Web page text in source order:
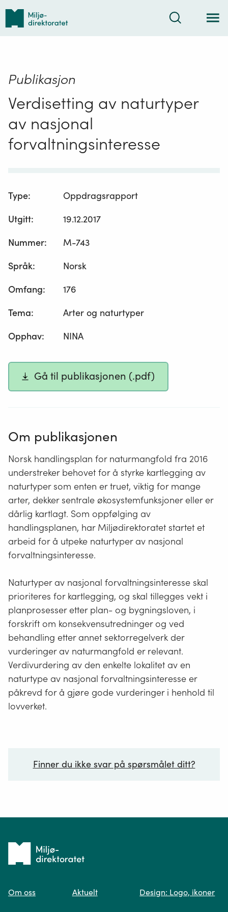
Tilbake
forsiden
Søk
Publikasjon
Verdisetting av naturtyper
av nasjonal
forvaltningsinteresse
Type:
Oppdragsrapport
Utgitt:
19.12.2017
Nummer:
M-743
Språk:
Norsk
Omfang:
176
Tema:
Arter og naturtyper
Opphav: NINA
Gå til publikasjonen (.pdf)
Om publikasjonen
Norsk handlingsplan for naturmangfold fra 2016
understreker behovet for å styrke kartlegging av
naturtyper som enten er truet, viktig for mange
arter, dekker sentrale økosystemfunksjoner eller er
dårlig kartlagt. Som oppfølging av
handlingsplanen, har Miljødirektoratet startet et
arbeid for å utpeke naturtyper av nasjonal
forvaltningsinteresse.
Naturtyper av nasjonal forvaltningsinteresse skal
prioriteres for kartlegging, og skal tillegges vekt i
planprosesser etter plan- og bygningsloven, i
forskrift om konsekvensutredninger og ved
behandling etter annet sektorregelverk der
vurderinger av naturmangfold er relevant.
Verdivurdering av den enkelte lokalitet av en
naturtype av nasjonal forvaltningsinteresse er
påkrevd for å gjøre gode vurderinger i henhold til
lovverket.
Finner du ikke svar på spørsmålet ditt?
Spør oss
Tilbake
forsiden
Om oss Aktuelt Design: Logo, ikoner